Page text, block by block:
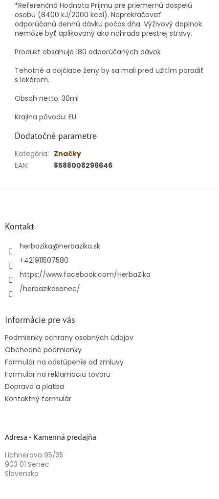
*Referenčná Hodnota Príjmu pre priemernú dospelú
osobu (8400 kJ/2000 kcal). Neprekračovať
odporúčanú dennú dávku počas dňa. Výživový doplnok
nemôze byť aplikovaný ako náhrada prestrej stravy.
Produkt obsahuje 180 odporúčaných dávok
Tehotné a dojčiace ženy by sa mali pred užitím poradiť
s lekárom.
Obsah netto: 30ml
Krajina pôvodu: EU
Dodatočné parametre
Kategória: Značky
EAN: 8588008296646
Kontakt
herbazika@herbazika.sk
+421911507580
https://www.facebook.com/HerbaZika
/herbazikasenec/
Informácie pre vás
Podmienky ochrany osobných údajov
Obchodné podmienky
Formulár na odstúpenie od zmluvy
Formulár na reklamáciu tovaru
Doprava a platba
Kontaktný formulár
Adresa - Kamenná predajňa
Lichnerova 95/35
903 01 Senec
Slovensko